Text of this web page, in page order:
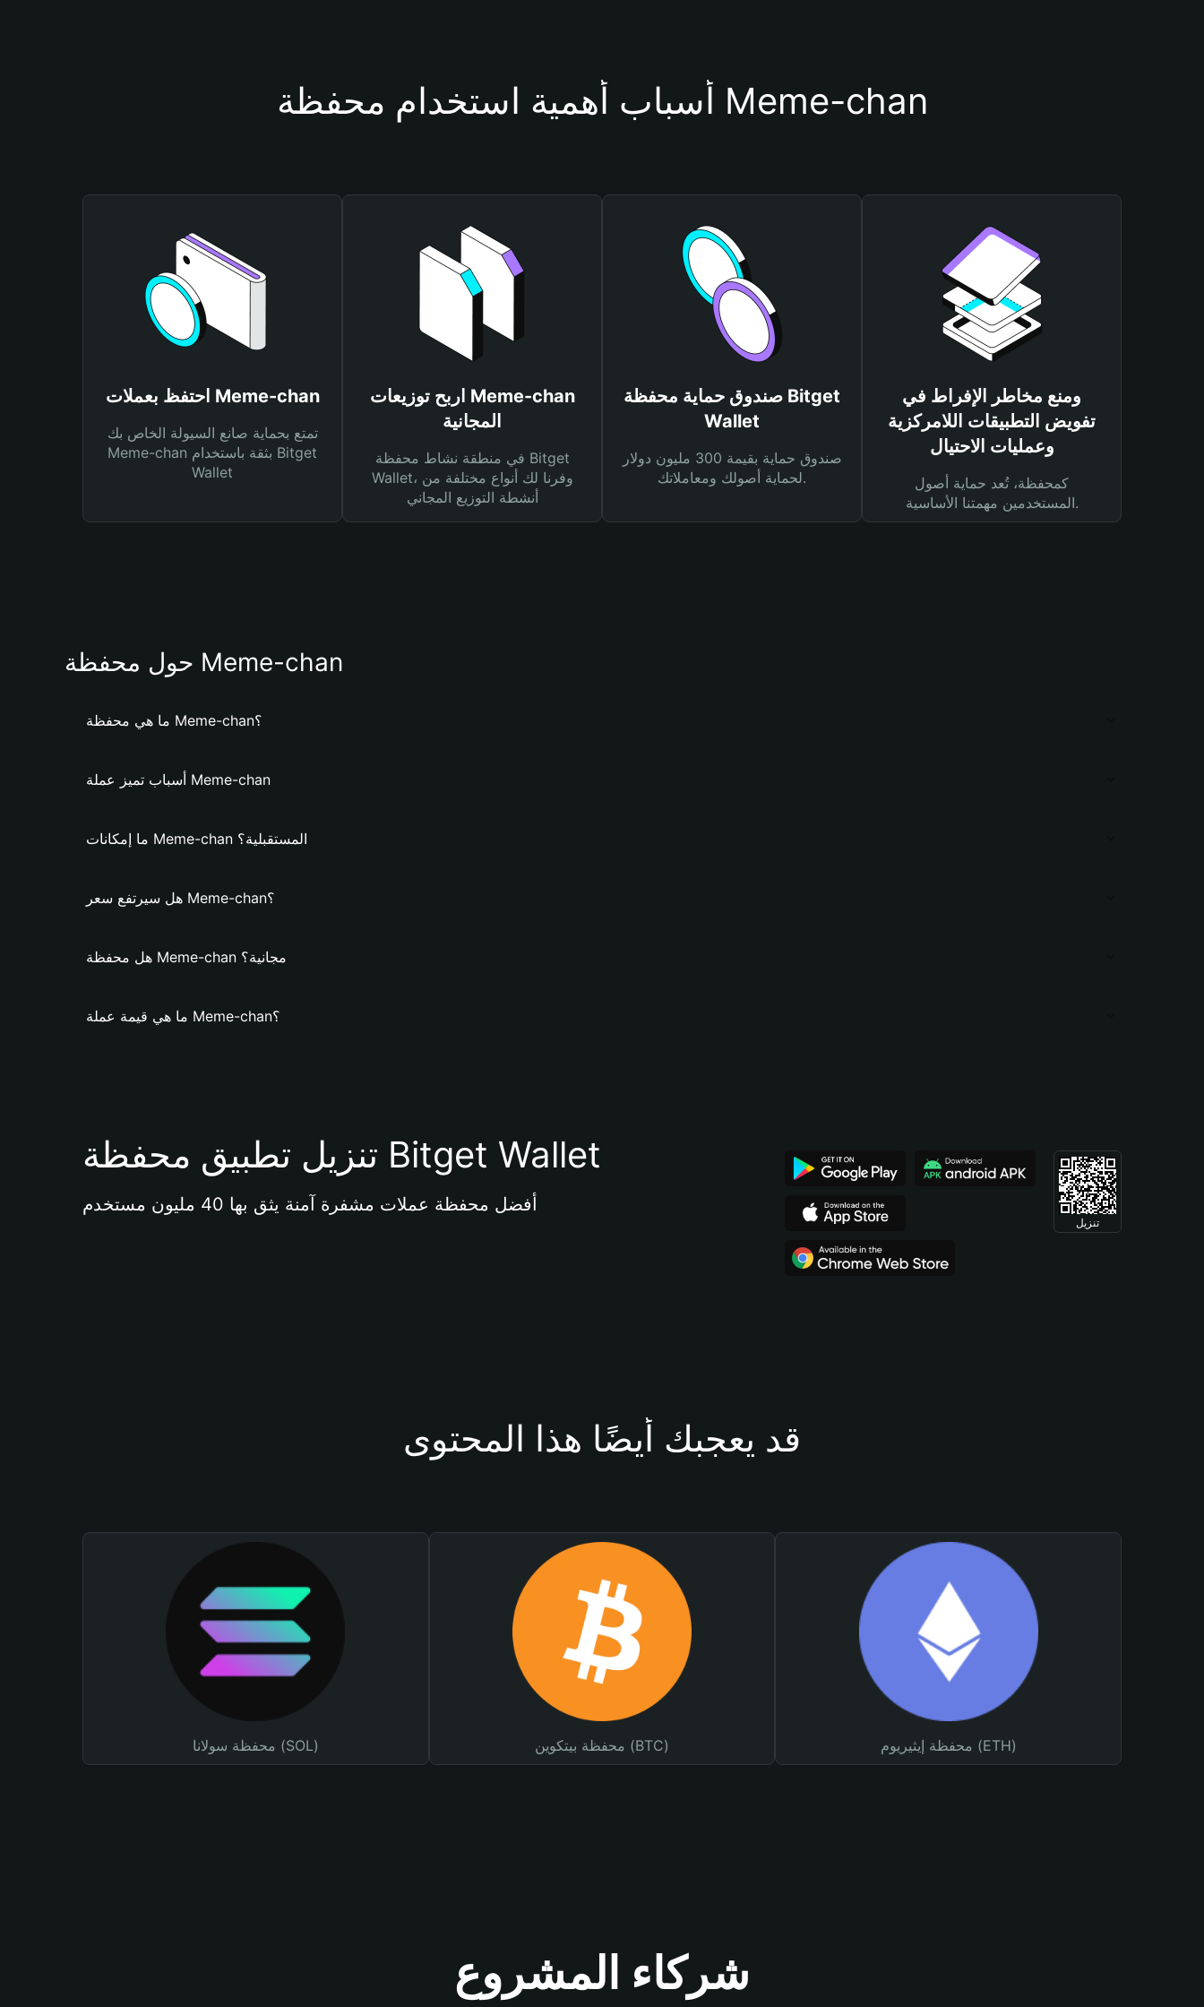
أسباب أهمية استخدام محفظة Meme-chan
احتفظ بعملات Meme-chan
تمتع بحماية صانع السيولة الخاص بك
Meme-chan بثقة باستخدام Bitget
Wallet
اربح توزيعات Meme-chan
المجانية
في منطقة نشاط محفظة Bitget
Wallet، وفرنا لك أنواع مختلفة من
أنشطة التوزيع المجاني
صندوق حماية محفظة Bitget
Wallet
صندوق حماية بقيمة 300 مليون دولار
لحماية أصولك ومعاملاتك.
ومنع مخاطر الإفراط في
تفويض التطبيقات اللامركزية
وعمليات الاحتيال
كمحفظة، تُعد حماية أصول
المستخدمين مهمتنا الأساسية.
حول محفظة Meme-chan
ما هي محفظة Meme-chan؟
أسباب تميز عملة Meme-chan
ما إمكانات Meme-chan المستقبلية؟
هل سيرتفع سعر Meme-chan؟
هل محفظة Meme-chan مجانية؟
ما هي قيمة عملة Meme-chan؟
تنزيل تطبيق محفظة Bitget Wallet
أفضل محفظة عملات مشفرة آمنة يثق بها 40 مليون مستخدم
تنزيل
قد يعجبك أيضًا هذا المحتوى
محفظة سولانا (SOL) محفظة بيتكوين (BTC) محفظة إيثيريوم (ETH)
شركاء المشروع